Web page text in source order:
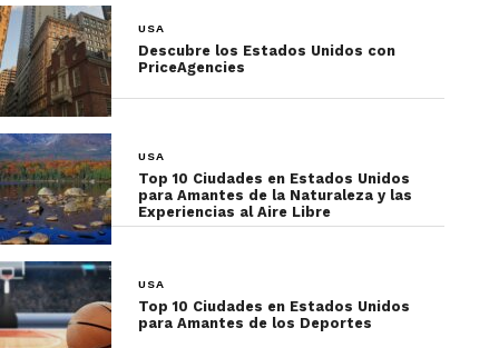
USA
Descubre los Estados Unidos con
PriceAgencies
USA
Top 10 Ciudades en Estados Unidos
para Amantes de la Naturaleza y las
Experiencias al Aire Libre
USA
Top 10 Ciudades en Estados Unidos
para Amantes de los Deportes